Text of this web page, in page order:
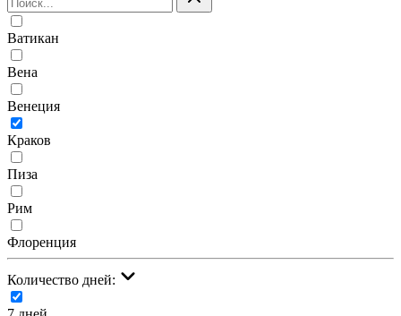
Ватикан
Вена
Венеция
Краков
Пиза
Рим
Флоренция
Количество дней: